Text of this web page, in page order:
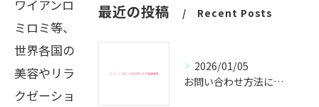
最近の投稿 Recent Posts
2026/01/05
お問い合わせ方法についてのご案内
ワイアンロ
ミロミ等、
世界各国の
美容やリラ
クゼーショ